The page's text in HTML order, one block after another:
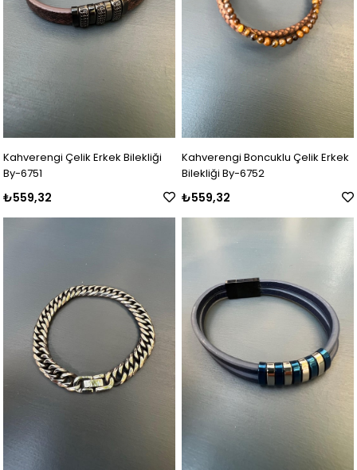
Kahverengi Çelik Erkek Bilekliği
By-6751
₺559,32
Kahverengi Boncuklu Çelik Erkek
Bilekliği By-6752
₺559,32